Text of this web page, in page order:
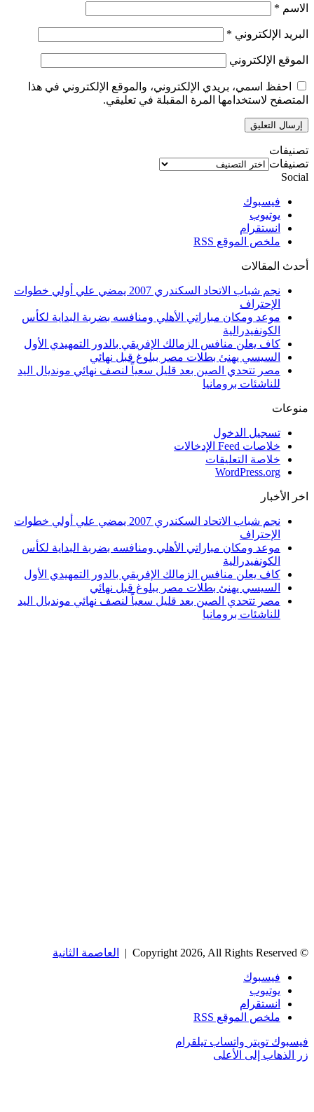
الاسم *
البريد الإلكتروني *
الموقع الإلكتروني
احفظ اسمي، بريدي الإلكتروني، والموقع الإلكتروني في هذا
المتصفح لاستخدامها المرة المقبلة في تعليقي.
تصنيفات
تصنيفات
Social
فيسبوك
يوتيوب
انستقرام
ملخص الموقع RSS
أحدث المقالات
نجم شباب الاتحاد السكندري 2007 يمضي علي أولي خطوات
الإحتراف
موعد ومكان مباراتي الأهلي ومنافسه بضربة البداية لكأس
الكونفيدرالية
كاف يعلن منافس الزمالك الإفريقي بالدور التمهيدي الأول
السيسي يهنئ بطلات مصر ببلوغ قبل نهائي
مصر تتحدي الصين بعد قليل سعياً لنصف نهائي مونديال اليد
للناشئات برومانيا
منوعات
تسجيل الدخول
خلاصات Feed الإدخالات
خلاصة التعليقات
WordPress.org
اخر الأخبار
نجم شباب الاتحاد السكندري 2007 يمضي علي أولي خطوات
الإحتراف
موعد ومكان مباراتي الأهلي ومنافسه بضربة البداية لكأس
الكونفيدرالية
كاف يعلن منافس الزمالك الإفريقي بالدور التمهيدي الأول
السيسي يهنئ بطلات مصر ببلوغ قبل نهائي
مصر تتحدي الصين بعد قليل سعياً لنصف نهائي مونديال اليد
للناشئات برومانيا
© Copyright 2026, All Rights Reserved | العاصمة الثانية
فيسبوك
يوتيوب
انستقرام
ملخص الموقع RSS
فيسبوك تويتر واتساب تيلقرام
زر الذهاب إلى الأعلى